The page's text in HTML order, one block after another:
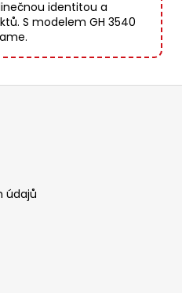
identitou a
S modelem GH 3540
údajů